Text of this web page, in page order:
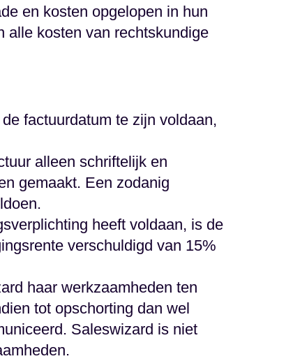
en kosten opgelopen in hun
alle kosten van rechtskundige
factuurdatum te zijn voldaan,
alleen schriftelijk en
gemaakt. Een zodanig
heeft voldaan, is de
verschuldigd van 15%
haar werkzaamheden ten
tot opschorting dan wel
Saleswizard is niet